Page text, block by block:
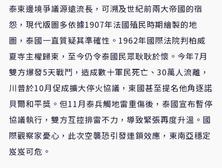
泰柬邊境爭議源遠流長，可溯及世紀前兩大帝國的宿
怨，現代版圖多依據1907年法國殖民時期繪製的地
圖，泰國一直質疑其準確性。1962年國際法院判柏威
夏寺主權歸柬，至今仍令泰國民眾耿耿於懷。今年7月
雙方爆發5天戰鬥，造成數十軍民死亡、30萬人流離，
川普於10月促成擴大停火協議，柬國甚至提名他角逐諾
貝爾和平獎。但11月泰兵觸地雷重傷後，泰國宣布暫停
協議執行，雙方互控排雷不力，導致緊張再度升溫。國
際觀察家憂心，此次空襲恐引發連鎖效應，東南亞穩定
岌岌可危。